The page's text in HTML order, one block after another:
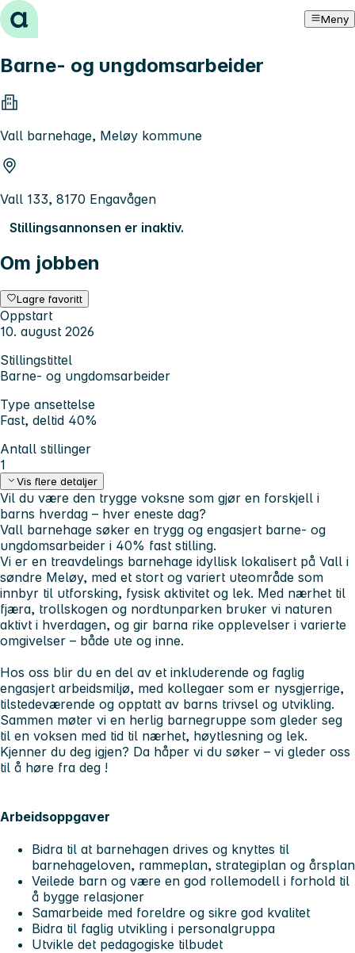
Hopp til innhold Meny
Barne- og ungdomsarbeider
Vall barnehage, Meløy kommune
Vall 133, 8170 Engavågen
Stillingsannonsen er inaktiv.
Om jobben
Lagre favoritt
Oppstart
10. august 2026
Stillingstittel
Barne- og ungdomsarbeider
Type ansettelse
Fast, deltid 40%
Antall stillinger
1
Vis flere detaljer
Vil du være den trygge voksne som gjør en forskjell i
barns hverdag – hver eneste dag?
Vall barnehage søker en trygg og engasjert barne- og
ungdomsarbeider i 40% fast stilling.
Vi er en treavdelings barnehage idyllisk lokalisert på Vall i
søndre Meløy, med et stort og variert uteområde som
innbyr til utforsking, fysisk aktivitet og lek. Med nærhet til
fjæra, trollskogen og nordtunparken bruker vi naturen
aktivt i hverdagen, og gir barna rike opplevelser i varierte
omgivelser – både ute og inne.
Hos oss blir du en del av et inkluderende og faglig
engasjert arbeidsmiljø, med kollegaer som er nysgjerrige,
tilstedeværende og opptatt av barns trivsel og utvikling.
Sammen møter vi en herlig barnegruppe som gleder seg
til en voksen med tid til nærhet, høytlesning og lek.
Kjenner du deg igjen? Da håper vi du søker – vi gleder oss
til å høre fra deg !
Arbeidsoppgaver
Bidra til at barnehagen drives og knyttes til
barnehageloven, rammeplan, strategiplan og årsplan
Veilede barn og være en god rollemodell i forhold til
å bygge relasjoner
Samarbeide med foreldre og sikre god kvalitet
Bidra til faglig utvikling i personalgruppa
Utvikle det pedagogiske tilbudet